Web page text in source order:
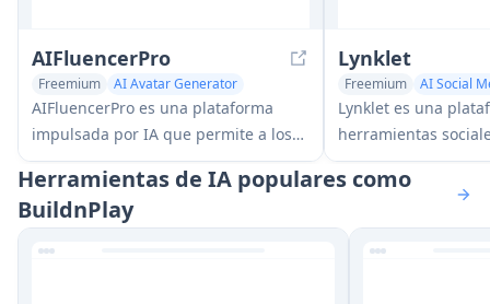
AIFluencerPro
Freemium
AI Avatar Generator
AI Social Media Assistant
AIFluencerPro es una plataforma
impulsada por IA que permite a los
usuarios crear influencers de IA
fotorrealistas y generar imágenes de
IA de alta calidad en minutos
Lynklet
Freemium
AI Social
Multi-purpose Tools
Lynklet es una
herramientas
que combina
biografía,
de presentación
Herramientas de IA populares como
BuildnPlay